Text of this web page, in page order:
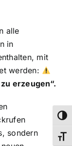
alle
in
mit
werden:
erzeugen“.
sondern